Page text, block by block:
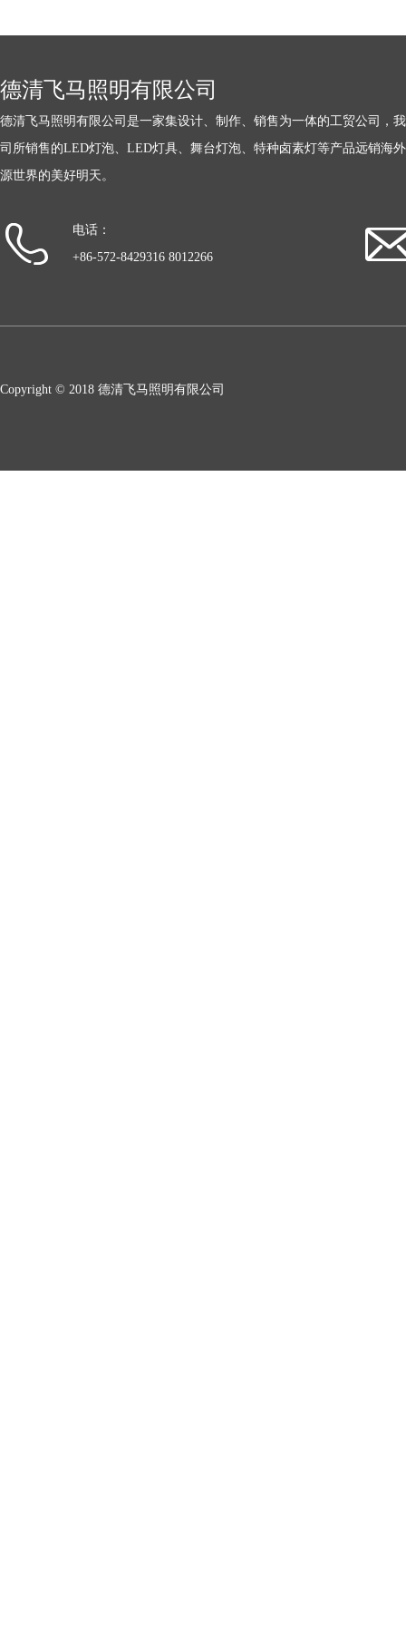
德清飞马照明有限公司
德清飞马照明有限公司是一家集设计、制作、销售为一体的工贸公司，
司所销售的LED灯泡、LED灯具、舞台灯泡、特种卤素灯等产品远销海
源世界的美好明天。
电话：
+86-572-8429316 8012266
Copyright © 2018 德清飞马照明有限公司